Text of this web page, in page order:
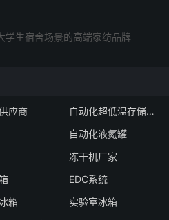
学生宿舍场景的高端家纺品牌
应商
自动化超低温存储系统厂家
自动化液氮罐
冻干机厂家
EDC系统
箱
实验室冰箱